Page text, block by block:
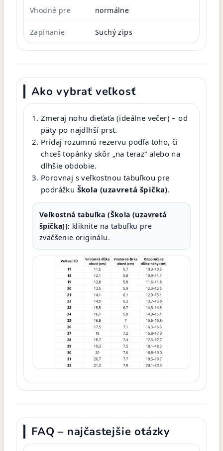
Vhodné pre normálne
Zapínanie Suchý zips
Ako vybrať veľkosť
Zmeraj nohu dieťaťa (ideálne večer) – od
päty po najdlhší prst.
Pridaj rozumnú rezervu podľa toho, či
chceš topánky skôr „na teraz“ alebo na
dlhšie obdobie.
Porovnaj s veľkostnou tabuľkou pre
podrážku Škola (uzavretá špička).
Veľkostná tabuľka (Škola (uzavretá
špička)): kliknite na tabuľku pre
zväčšenie originálu.
FAQ – najčastejšie otázky